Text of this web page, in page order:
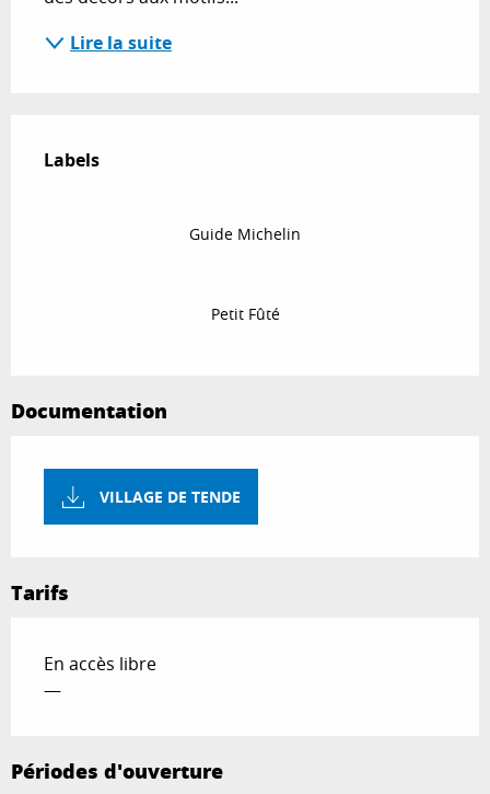
Lire la suite
Labels
Labels
Guide Michelin
Petit Fûté
Documentation
VILLAGE DE TENDE
Tarifs
En accès libre
—
Périodes d'ouverture